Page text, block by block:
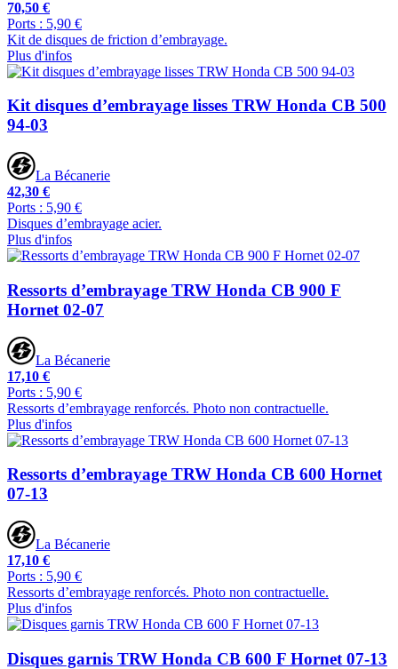
70,50 €
Ports : 5,90 €
Kit de disques de friction d’embrayage.
Plus d'infos
Kit disques d’embrayage lisses TRW Honda CB 500
94-03
La Bécanerie
42,30 €
Ports : 5,90 €
Disques d’embrayage acier.
Plus d'infos
Ressorts d’embrayage TRW Honda CB 900 F
Hornet 02-07
La Bécanerie
17,10 €
Ports : 5,90 €
Ressorts d’embrayage renforcés. Photo non contractuelle.
Plus d'infos
Ressorts d’embrayage TRW Honda CB 600 Hornet
07-13
La Bécanerie
17,10 €
Ports : 5,90 €
Ressorts d’embrayage renforcés. Photo non contractuelle.
Plus d'infos
Disques garnis TRW Honda CB 600 F Hornet 07-13